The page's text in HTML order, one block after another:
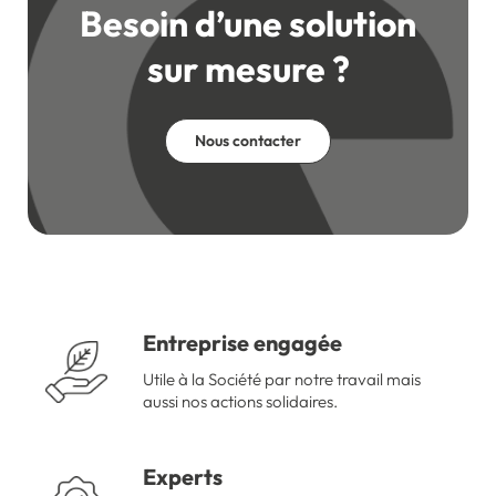
Besoin d’une solution
sur mesure ?
Nous contacter
Entreprise engagée
Utile à la Société par notre travail mais
aussi nos actions solidaires.
Experts